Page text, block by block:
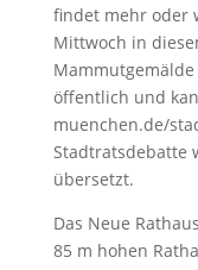
findet mehr oder
Mittwoch in
öffentlich und
muenchen.de/
Stadtratsdebatte
übersetzt.
Das Neue
85 m hohen